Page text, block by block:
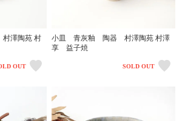
澤陶苑 村
OUT
小皿 青灰釉 陶器 村澤陶苑 村澤
享 益子焼
SOLD OUT